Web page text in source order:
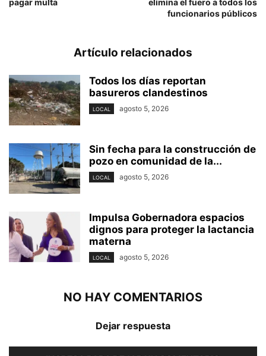
pagar multa
elimina el fuero a todos los
funcionarios públicos
Artículo relacionados
Todos los días reportan
basureros clandestinos
LOCAL agosto 5, 2026
Sin fecha para la construcción de
pozo en comunidad de la...
LOCAL agosto 5, 2026
Impulsa Gobernadora espacios
dignos para proteger la lactancia
materna
LOCAL agosto 5, 2026
NO HAY COMENTARIOS
Dejar respuesta